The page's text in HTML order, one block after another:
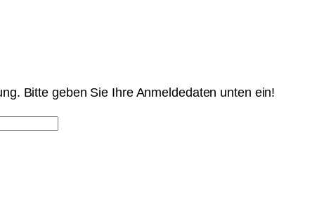
Bitte geben Sie Ihre Anmeldedaten unten ein!